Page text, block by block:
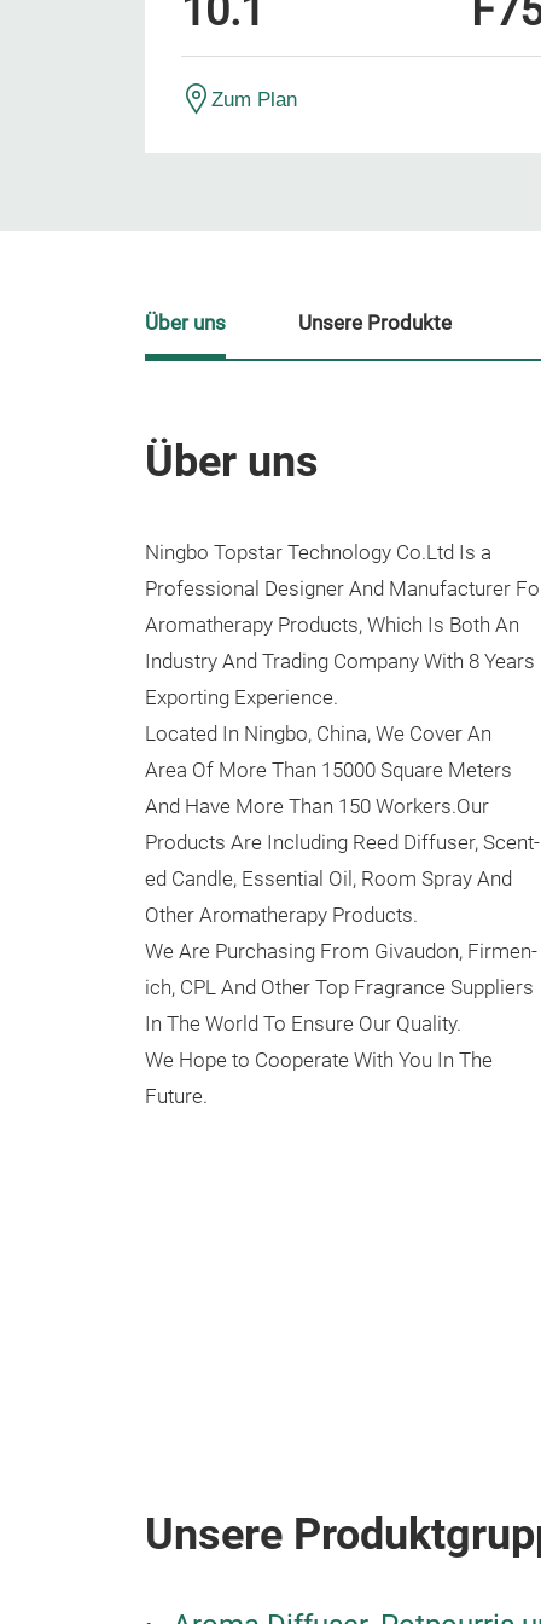
10.1
Zum Plan
Über uns
Ningbo Topstar Technology Co.Ltd Is a
Professional Designer And Manufacturer
Aromatherapy Products, Which Is Both An
Industry And Trading Company With 8 Years
Exporting Experience.
Located In Ningbo, China, We Cover An
Area Of More Than 15000 Square Meters
And Have More Than 150 Workers.Our
Products Are Including Reed Diffuser, Scent-
ed Candle, Essential Oil, Room Spray And
Other Aromatherapy Products.
We Are Purchasing From Givaudon, Firmen-
ich, CPL And Other Top Fragrance Suppliers
In The World To Ensure Our Quality.
We Hope to Cooperate With You In The
Future.
Unsere
Über uns Unsere Produkte